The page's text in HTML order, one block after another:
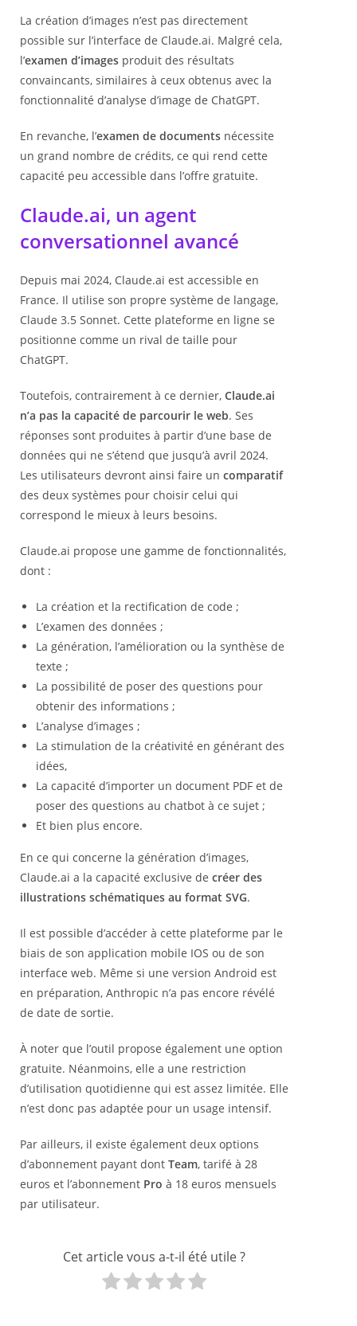
La création d’images n’est pas directement
possible sur l’interface de Claude.ai. Malgré cela,
l’examen d’images produit des résultats
convaincants, similaires à ceux obtenus avec la
fonctionnalité d’analyse d’image de ChatGPT.
En revanche, l’examen de documents nécessite
un grand nombre de crédits, ce qui rend cette
capacité peu accessible dans l’offre gratuite.
Claude.ai, un agent
conversationnel avancé
Depuis mai 2024, Claude.ai est accessible en
France. Il utilise son propre système de langage,
Claude 3.5 Sonnet. Cette plateforme en ligne se
positionne comme un rival de taille pour
ChatGPT.
Toutefois, contrairement à ce dernier, Claude.ai
n’a pas la capacité de parcourir le web. Ses
réponses sont produites à partir d’une base de
données qui ne s’étend que jusqu’à avril 2024.
Les utilisateurs devront ainsi faire un comparatif
des deux systèmes pour choisir celui qui
correspond le mieux à leurs besoins.
Claude.ai propose une gamme de fonctionnalités,
dont :
La création et la rectification de code ;
L’examen des données ;
La génération, l’amélioration ou la synthèse de
texte ;
La possibilité de poser des questions pour
obtenir des informations ;
L’analyse d’images ;
La stimulation de la créativité en générant des
idées,
La capacité d’importer un document PDF et de
poser des questions au chatbot à ce sujet ;
Et bien plus encore.
En ce qui concerne la génération d’images,
Claude.ai a la capacité exclusive de créer des
illustrations schématiques au format SVG.
Il est possible d’accéder à cette plateforme par le
biais de son application mobile IOS ou de son
interface web. Même si une version Android est
en préparation, Anthropic n’a pas encore révélé
de date de sortie.
À noter que l’outil propose également une option
gratuite. Néanmoins, elle a une restriction
d’utilisation quotidienne qui est assez limitée. Elle
n’est donc pas adaptée pour un usage intensif.
Par ailleurs, il existe également deux options
d’abonnement payant dont Team, tarifé à 28
euros et l’abonnement Pro à 18 euros mensuels
par utilisateur.
Cet article vous a-t-il été utile ?